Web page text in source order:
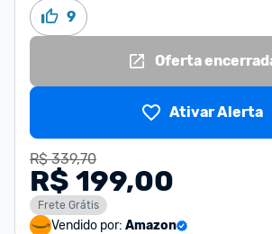
9
Oferta
Ativar Alerta
R$ 339,70
R$ 199,00
Frete Grátis
Vendido por: Amazon